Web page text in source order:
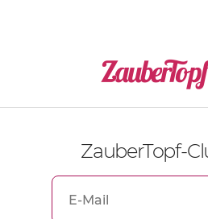
ZauberTopf-